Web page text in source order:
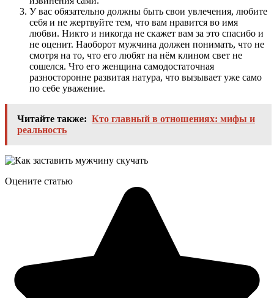
У вас обязательно должны быть свои увлечения, любите
себя и не жертвуйте тем, что вам нравится во имя
любви. Никто и никогда не скажет вам за это спасибо и
не оценит. Наоборот мужчина должен понимать, что не
смотря на то, что его любят на нём клином свет не
сошелся. Что его женщина самодостаточная
разносторонне развитая натура, что вызывает уже само
по себе уважение.
Читайте также: Кто главный в отношениях: мифы и
реальность
Оцените статью